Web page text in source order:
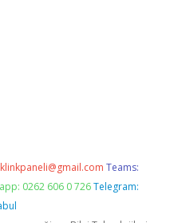
Teams:
0262 606 0 726 Telegram: